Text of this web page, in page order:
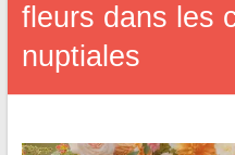
fleurs dans les
nuptiales